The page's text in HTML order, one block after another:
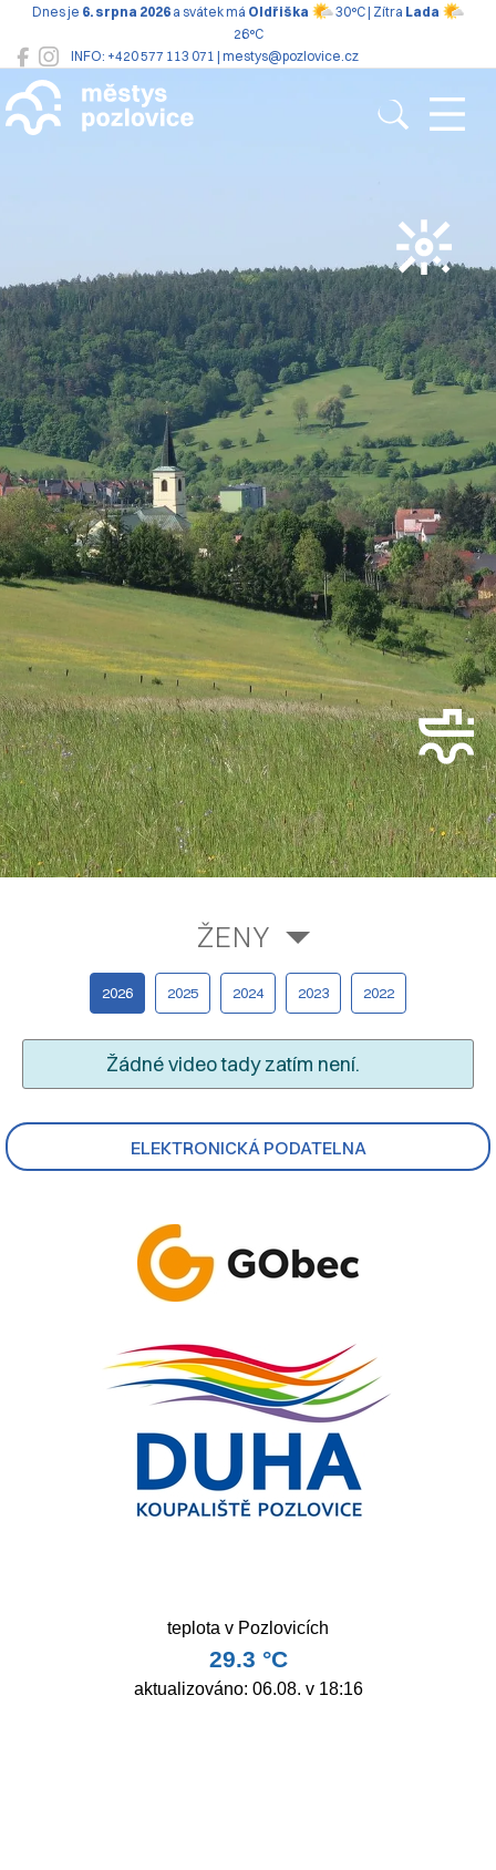
INFO: +420 577 113 071 | mestys@pozlovice.cz
Dnes je 6. srpna 2026 a svátek má Oldřiška 30°C | Zítra Lada
26°C
Pozlovice
ELEKTRONICKÁ PODATELNA
ŽENY
2026 2025 2024 2023 2022
Žádné video tady zatím není.